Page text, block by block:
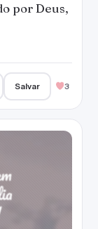
por Deus,
Salvar 3